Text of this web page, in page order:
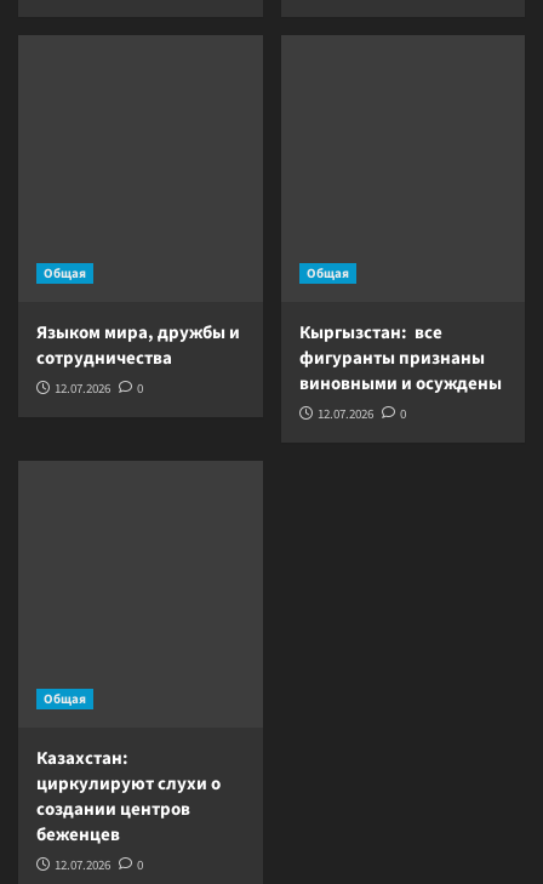
Общая
Языком мира, дружбы и
сотрудничества
12.07.2026 0
Общая
Кыргызстан: все
фигуранты признаны
виновными и осуждены
12.07.2026 0
Общая
Казахстан:
циркулируют слухи о
создании центров
беженцев
12.07.2026 0